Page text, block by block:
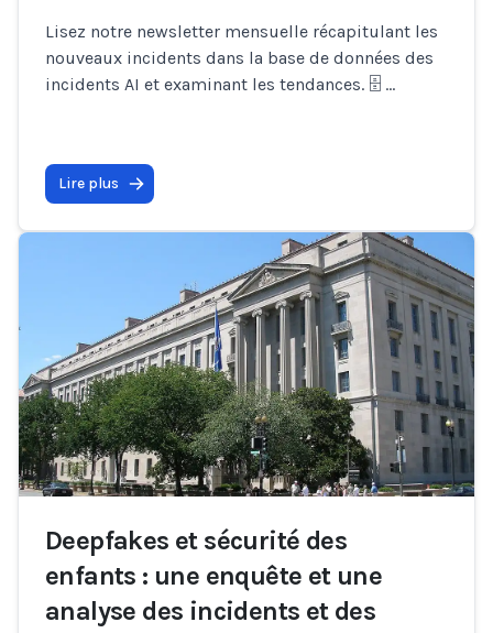
Lisez notre newsletter mensuelle récapitulant les
nouveaux incidents dans la base de données des
incidents AI et examinant les tendances. 🗄 ...
Lire plus
Deepfakes et sécurité des
enfants : une enquête et une
analyse des incidents et des